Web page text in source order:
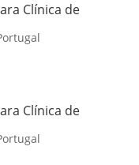
Clínica de
Clínica de